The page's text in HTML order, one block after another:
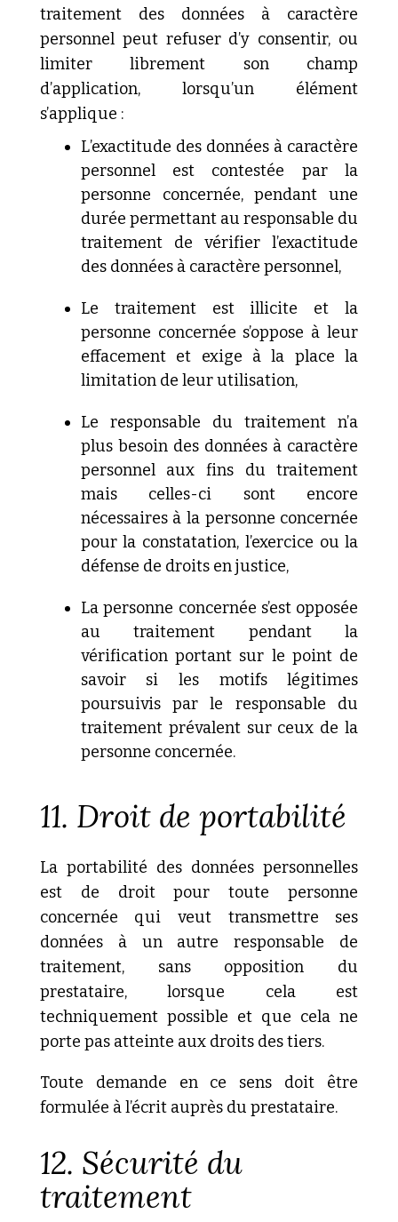
traitement des données à caractère
personnel peut refuser d’y consentir, ou
limiter librement son champ
d’application, lorsqu’un élément
s’applique :
L’exactitude des données à caractère
personnel est contestée par la
personne concernée, pendant une
durée permettant au responsable du
traitement de vérifier l’exactitude
des données à caractère personnel,
Le traitement est illicite et la
personne concernée s’oppose à leur
effacement et exige à la place la
limitation de leur utilisation,
Le responsable du traitement n’a
plus besoin des données à caractère
personnel aux fins du traitement
mais celles-ci sont encore
nécessaires à la personne concernée
pour la constatation, l’exercice ou la
défense de droits en justice,
Lapersonne concernée s’est opposée
au traitement pendant la
vérification portant sur le point de
savoir si les motifs légitimes
poursuivis par le responsable du
traitement prévalent sur ceux dela
personne concernée.
11. Droit de portabilité
La portabilité des données personnelles
est de droit pour toute personne
concernée qui veut transmettre ses
données à un autre responsable de
traitement, sans opposition du
prestataire, lorsque cela est
techniquement possible et que cela ne
porte pas atteinte aux droits des tiers.
Toute demande en ce sens doit être
formulée à l’écrit auprès du prestataire.
12. Sécurité du
traitement